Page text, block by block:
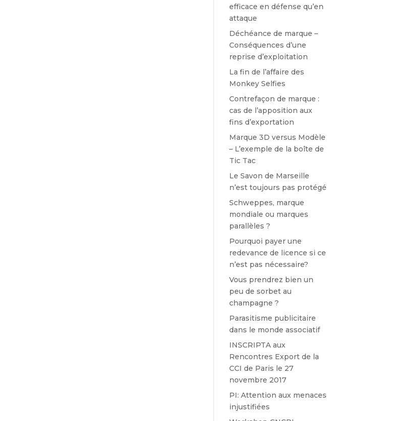
efficace en défense qu’en
attaque
Déchéance de marque –
Conséquences d’une
reprise d’exploitation
La fin de l’affaire des
Monkey Selfies
Contrefaçon de marque :
cas de l’apposition aux
fins d’exportation
Marque 3D versus Modèle
– L’exemple de la boîte de
Tic Tac
Le Savon de Marseille
n’est toujours pas protégé
Schweppes, marque
mondiale ou marques
parallèles ?
Pourquoi payer une
redevance de licence si ce
n’est pas nécessaire?
Vous prendrez bien un
peu de sorbet au
champagne ?
Parasitisme publicitaire
dans le monde associatif
INSCRIPTA aux
Rencontres Export de la
CCI de Paris le 27
novembre 2017
PI: Attention aux menaces
injustifiées